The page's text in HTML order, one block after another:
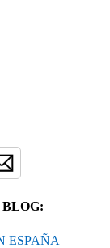
ESPAÑA